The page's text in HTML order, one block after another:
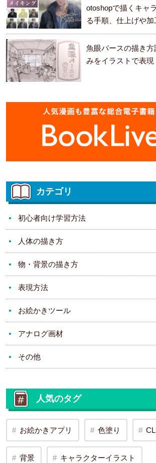
otoshopで描くキャ
る手順、仕上げや
ます。
魚眼パースの描き
みをイラストで表現
カテゴリ
初心者向け学習方法
人体の描き方
物・背景の描き方
表現方法
お絵かきツール
アナログ画材
その他
人気のタグ
お絵かきアプリ 色塗り
背景 キャラクターイラスト